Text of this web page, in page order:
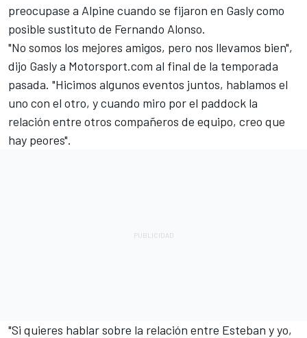
preocupase a Alpine cuando se fijaron en Gasly como
posible sustituto de Fernando Alonso.
"No somos los mejores amigos, pero nos llevamos bien",
dijo Gasly a Motorsport.com al final de la temporada
pasada. "Hicimos algunos eventos juntos, hablamos el
uno con el otro, y cuando miro por el paddock la
relación entre otros compañeros de equipo, creo que
hay peores".
"Si quieres hablar sobre la relación entre Esteban y yo,